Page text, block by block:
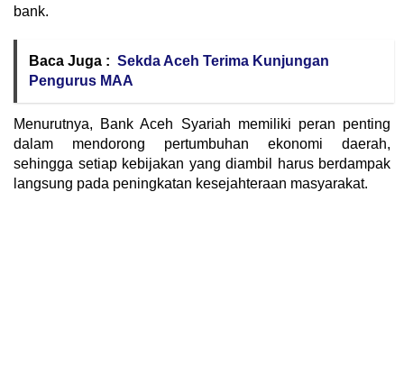
bank.
Baca Juga : Sekda Aceh Terima Kunjungan
Pengurus MAA
Menurutnya, Bank Aceh Syariah memiliki peran penting
dalam mendorong pertumbuhan ekonomi daerah,
sehingga setiap kebijakan yang diambil harus berdampak
langsung pada peningkatan kesejahteraan masyarakat.